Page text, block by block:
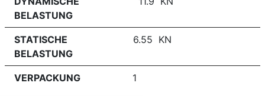
BELASTUNG
STATISCHE
BELASTUNG
6.55 KN
VERPACKUNG 1